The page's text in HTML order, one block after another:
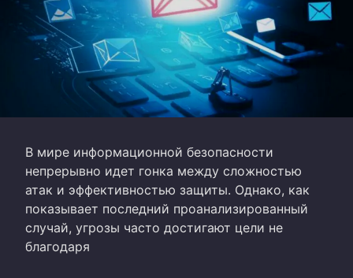
В мире информационной безопасности
непрерывно идет гонка между сложностью
атак и эффективностью защиты. Однако, как
показывает последний проанализированный
случай, угрозы часто достигают цели не
благодаря